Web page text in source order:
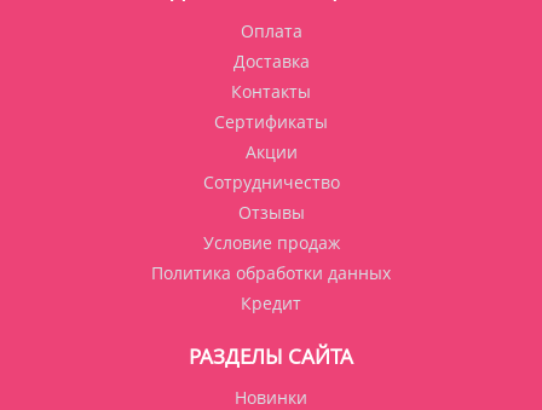
Оплата
Доставка
Контакты
Сертификаты
Акции
Сотрудничество
Отзывы
Условие продаж
Политика обработки данных
Кредит
РАЗДЕЛЫ САЙТА
Новинки